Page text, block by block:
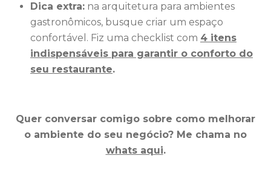
Dica extra: na arquitetura para ambientes
gastronômicos, busque criar um espaço
confortável. Fiz uma checklist com 4 itens
indispensáveis para garantir o conforto do
seu restaurante.
Quer conversar comigo sobre como melhorar
o ambiente do seu negócio? Me chama no
whats aqui.